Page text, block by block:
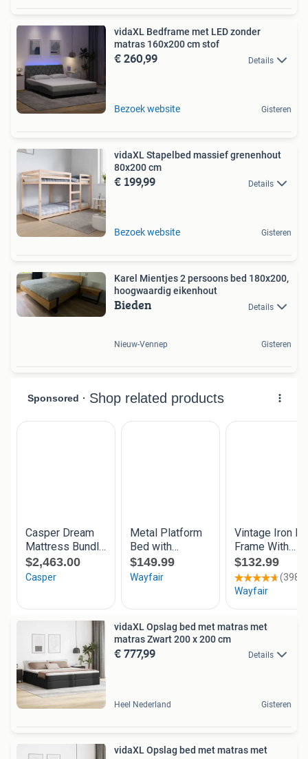
vidaXL Bedframe met LED zonder
matras 160x200 cm stof
€ 260,99 Details
Bezoek website Gisteren
vidaXL Stapelbed massief grenenhout
80x200 cm
€ 199,99 Details
Bezoek website Gisteren
Karel Mientjes 2 persoons bed 180x200,
hoogwaardig eikenhout
Bieden Details
Nieuw-Vennep Gisteren
vidaXL Opslag bed met matras met
matras Zwart 200 x 200 cm
€ 777,99 Details
Heel Nederland Gisteren
vidaXL Opslag bed met matras met